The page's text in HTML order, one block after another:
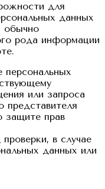
для
данных
обычно
рода информации
персональных
или запроса
представителя
защите прав
в случае
данных или